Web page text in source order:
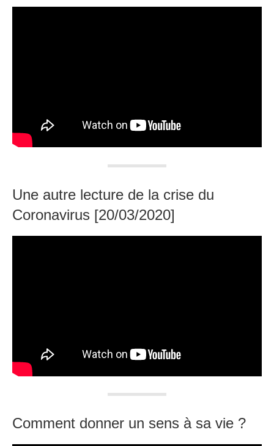
Une autre lecture de la crise du
Coronavirus [20/03/2020]
Comment donner un sens à sa vie ?